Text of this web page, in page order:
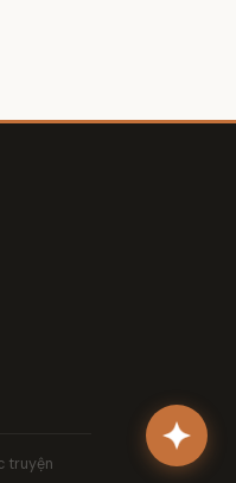
truyện